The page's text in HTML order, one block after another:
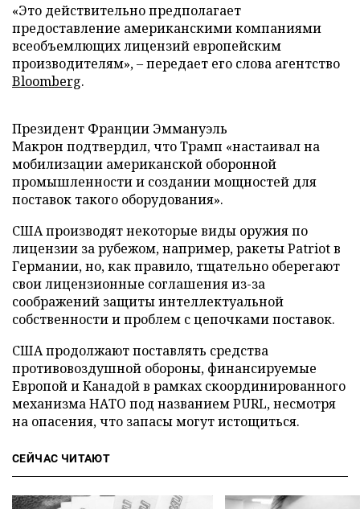
«Это действительно предполагает
предоставление американскими компаниями
всеобъемлющих лицензий европейским
производителям», – передает его слова агентство
Bloomberg.
Президент Франции Эммануэль
Макрон подтвердил, что Трамп «настаивал на
мобилизации американской оборонной
промышленности и создании мощностей для
поставок такого оборудования».
США производят некоторые виды оружия по
лицензии за рубежом, например, ракеты Patriot в
Германии, но, как правило, тщательно оберегают
свои лицензионные соглашения из-за
соображений защиты интеллектуальной
собственности и проблем с цепочками поставок.
США продолжают поставлять средства
противовоздушной обороны, финансируемые
Европой и Канадой в рамках скоординированного
механизма НАТО под названием PURL, несмотря
на опасения, что запасы могут истощиться.
СЕЙЧАС ЧИТАЮТ